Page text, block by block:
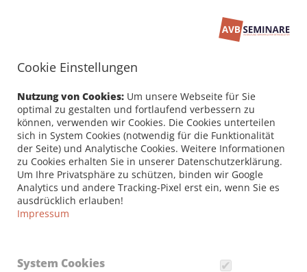
Cookie Einstellungen
Nutzung von Cookies: Um unsere Webseite für Sie
optimal zu gestalten und fortlaufend verbessern zu
können, verwenden wir Cookies. Die Cookies unterteilen
sich in System Cookies (notwendig für die Funktionalität
der Seite) und Analytische Cookies. Weitere Informationen
zu Cookies erhalten Sie in unserer Datenschutzerklärung.
Um Ihre Privatsphäre zu schützen, binden wir Google
Analytics und andere Tracking-Pixel erst ein, wenn Sie es
ausdrücklich erlauben!
Impressum
System Cookies
Seminarbuchung
PERSÖNLICHE DATEN /
RECHNUNGSANSCHRIFT
Firma
Vorname *